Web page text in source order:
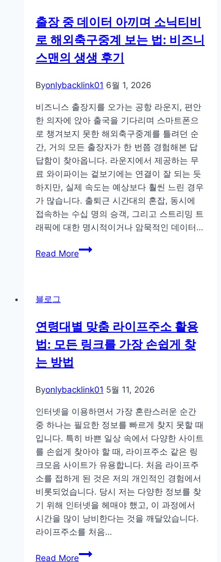
터
링
스
케
링
략
트
의
모
든
한
눈
에
보
는
온
라
인
링
크
정
의
출장 중 데이터 아끼며 소닉티비
로 해외축구중계 보는 법: 비즈니
스맨의 생생 후기
Byonlybacklink01 6월 1, 2026
비즈니스 출장지를 오가는 공항 라운지, 편안
한 의자에 앉아 출국을 기다리며 스마트폰으
로 챙겨보지 못한 해외축구중계를 틀려던 순
간, 거의 모든 출장자가 한 번쯤 경험해본 답
답함이 찾아옵니다. 라운지에서 제공하는 무
료 와이파이는 겉보기에는 연결이 잘 되는 듯
하지만, 실제 속도는 예상보다 훨씬 느린 경우
가 많습니다. 출퇴근 시간대의 혼잡, 동시에
접속하는 수십 명의 승객, 그리고 스트리밍 트
래픽에 대한 명시적이거나 암묵적인 데이터…
Read More출
아
끼
티
비
로
해
외
축
구
중
계
보
는
비
블로그
연령대별 맞춤 라이프주소 활용
법: 모든 링크를 가장 손쉽게 찾
는 방법
Byonlybacklink01 5월 11, 2026
인터넷을 이용하면서 가장 혼란스러운 순간
중 하나는 필요한 정보를 빠르게 찾지 못할 때
입니다. 특히 바쁜 일상 속에서 다양한 사이트
를 손쉽게 찾아야 할 때, 라이프주소 같은 링
크모음 사이트가 유용합니다. 처음 라이프주
소를 접하게 된 것은 저의 개인적인 경험에서
비롯되었습니다. 당시 저는 다양한 정보를 찾
기 위해 인터넷을 헤매야 했고, 이 과정에서
시간을 많이 낭비한다는 것을 깨달았습니다.
라이프주소를 처음…
Read More연